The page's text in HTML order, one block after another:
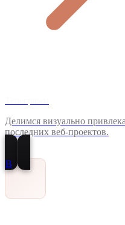
Делимся визуально
последних веб-проектов.
В